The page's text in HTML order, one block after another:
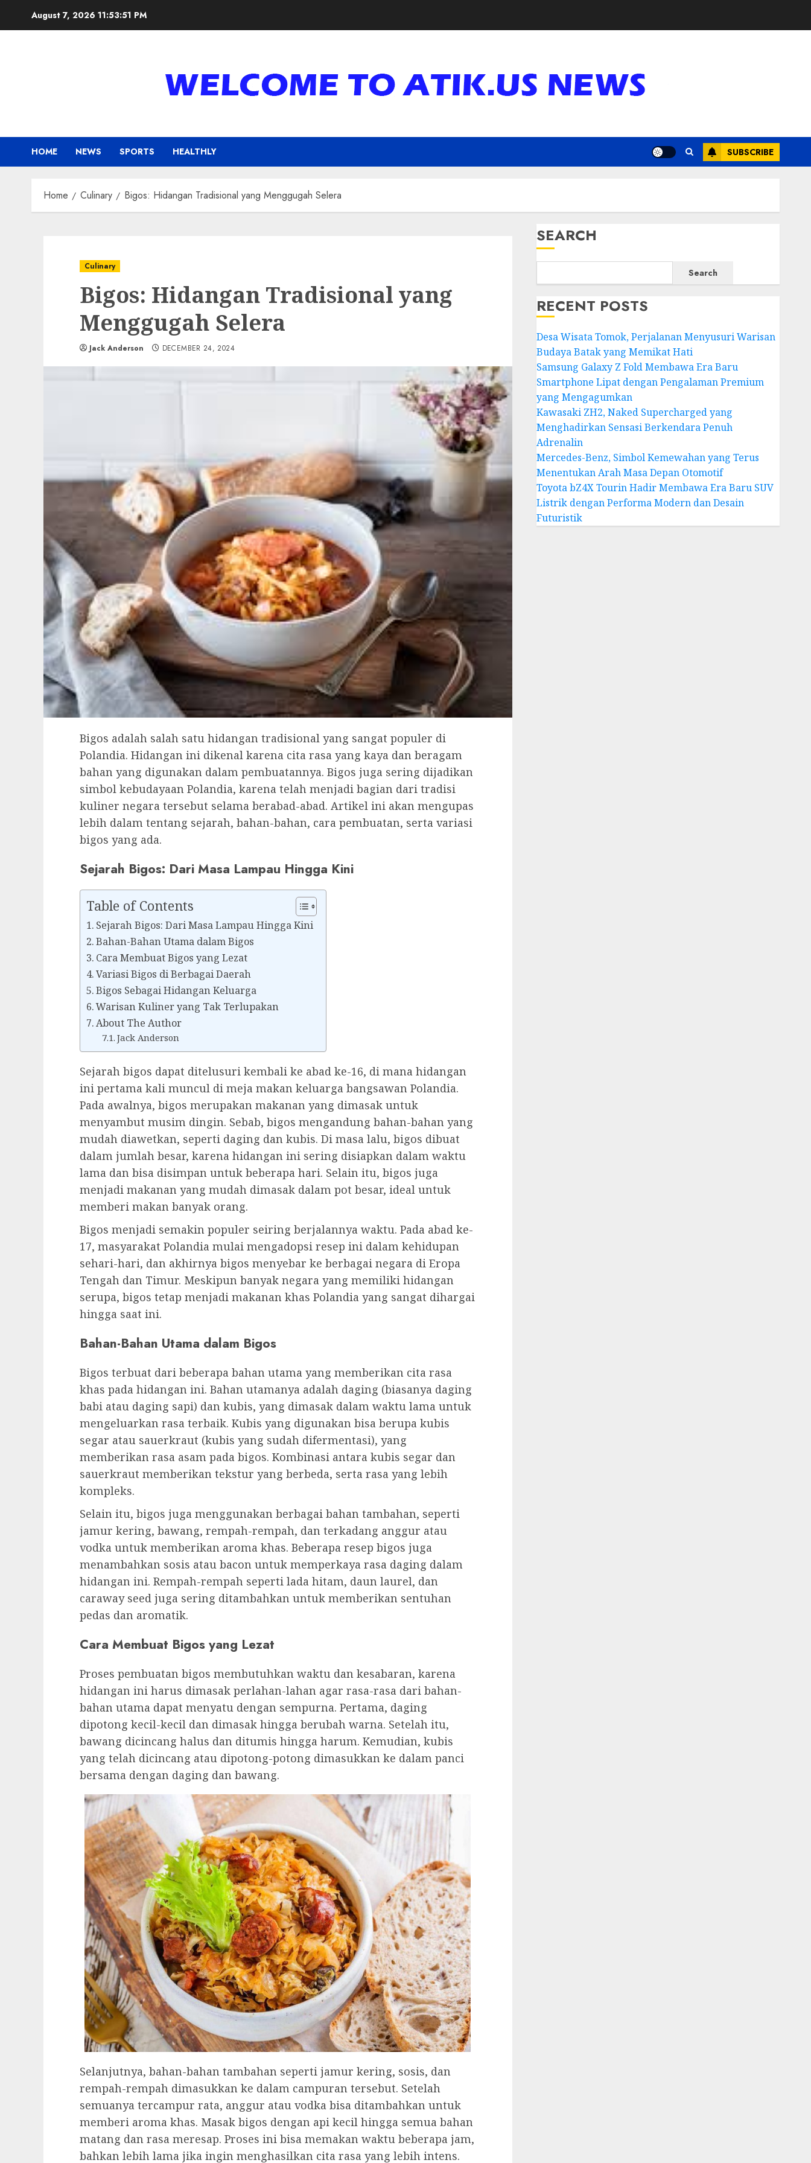
August 7, 2026 11:53:52 PM
HOME NEWS SPORTS HEALTHLY SUBSCRIBE
Home Culinary Bigos: Hidangan Tradisional yang Menggugah Selera
Culinary
Bigos: Hidangan Tradisional yang
Menggugah Selera
Jack Anderson DECEMBER 24, 2024
Bigos adalah salah satu hidangan tradisional yang sangat populer di
Polandia. Hidangan ini dikenal karena cita rasa yang kaya dan beragam
bahan yang digunakan dalam pembuatannya. Bigos juga sering dijadikan
simbol kebudayaan Polandia, karena telah menjadi bagian dari tradisi
kuliner negara tersebut selama berabad-abad. Artikel ini akan mengupas
lebih dalam tentang sejarah, bahan-bahan, cara pembuatan, serta variasi
bigos yang ada.
Sejarah Bigos: Dari Masa Lampau Hingga Kini
Table of Contents
Sejarah Bigos: Dari Masa Lampau Hingga Kini
Bahan-Bahan Utama dalam Bigos
Cara Membuat Bigos yang Lezat
Variasi Bigos di Berbagai Daerah
Bigos Sebagai Hidangan Keluarga
Warisan Kuliner yang Tak Terlupakan
About The Author
Jack Anderson
Sejarah bigos dapat ditelusuri kembali ke abad ke-16, di mana hidangan
ini pertama kali muncul di meja makan keluarga bangsawan Polandia.
Pada awalnya, bigos merupakan makanan yang dimasak untuk
menyambut musim dingin. Sebab, bigos mengandung bahan-bahan yang
mudah diawetkan, seperti daging dan kubis. Di masa lalu, bigos dibuat
dalam jumlah besar, karena hidangan ini sering disiapkan dalam waktu
lama dan bisa disimpan untuk beberapa hari. Selain itu, bigos juga
menjadi makanan yang mudah dimasak dalam pot besar, ideal untuk
memberi makan banyak orang.
Bigos menjadi semakin populer seiring berjalannya waktu. Pada abad ke-
17, masyarakat Polandia mulai mengadopsi resep ini dalam kehidupan
sehari-hari, dan akhirnya bigos menyebar ke berbagai negara di Eropa
Tengah dan Timur. Meskipun banyak negara yang memiliki hidangan
serupa, bigos tetap menjadi makanan khas Polandia yang sangat dihargai
hingga saat ini.
Bahan-Bahan Utama dalam Bigos
Bigos terbuat dari beberapa bahan utama yang memberikan cita rasa
khas pada hidangan ini. Bahan utamanya adalah daging (biasanya daging
babi atau daging sapi) dan kubis, yang dimasak dalam waktu lama untuk
mengeluarkan rasa terbaik. Kubis yang digunakan bisa berupa kubis
segar atau sauerkraut (kubis yang sudah difermentasi), yang
memberikan rasa asam pada bigos. Kombinasi antara kubis segar dan
sauerkraut memberikan tekstur yang berbeda, serta rasa yang lebih
kompleks.
Selain itu, bigos juga menggunakan berbagai bahan tambahan, seperti
jamur kering, bawang, rempah-rempah, dan terkadang anggur atau
vodka untuk memberikan aroma khas. Beberapa resep bigos juga
menambahkan sosis atau bacon untuk memperkaya rasa daging dalam
hidangan ini. Rempah-rempah seperti lada hitam, daun laurel, dan
caraway seed juga sering ditambahkan untuk memberikan sentuhan
pedas dan aromatik.
Cara Membuat Bigos yang Lezat
Proses pembuatan bigos membutuhkan waktu dan kesabaran, karena
hidangan ini harus dimasak perlahan-lahan agar rasa-rasa dari bahan-
bahan utama dapat menyatu dengan sempurna. Pertama, daging
dipotong kecil-kecil dan dimasak hingga berubah warna. Setelah itu,
bawang dicincang halus dan ditumis hingga harum. Kemudian, kubis
yang telah dicincang atau dipotong-potong dimasukkan ke dalam panci
bersama dengan daging dan bawang.
Selanjutnya, bahan-bahan tambahan seperti jamur kering, sosis, dan
rempah-rempah dimasukkan ke dalam campuran tersebut. Setelah
semuanya tercampur rata, anggur atau vodka bisa ditambahkan untuk
memberi aroma khas. Masak bigos dengan api kecil hingga semua bahan
matang dan rasa meresap. Proses ini bisa memakan waktu beberapa jam,
bahkan lebih lama jika ingin menghasilkan cita rasa yang lebih intens.
SEARCH
Search
RECENT POSTS
Desa Wisata Tomok, Perjalanan Menyusuri Warisan
Budaya Batak yang Memikat Hati
Samsung Galaxy Z Fold Membawa Era Baru
Smartphone Lipat dengan Pengalaman Premium
yang Mengagumkan
Kawasaki ZH2, Naked Supercharged yang
Menghadirkan Sensasi Berkendara Penuh
Adrenalin
Mercedes-Benz, Simbol Kemewahan yang Terus
Menentukan Arah Masa Depan Otomotif
Toyota bZ4X Tourin Hadir Membawa Era Baru SUV
Listrik dengan Performa Modern dan Desain
Futuristik